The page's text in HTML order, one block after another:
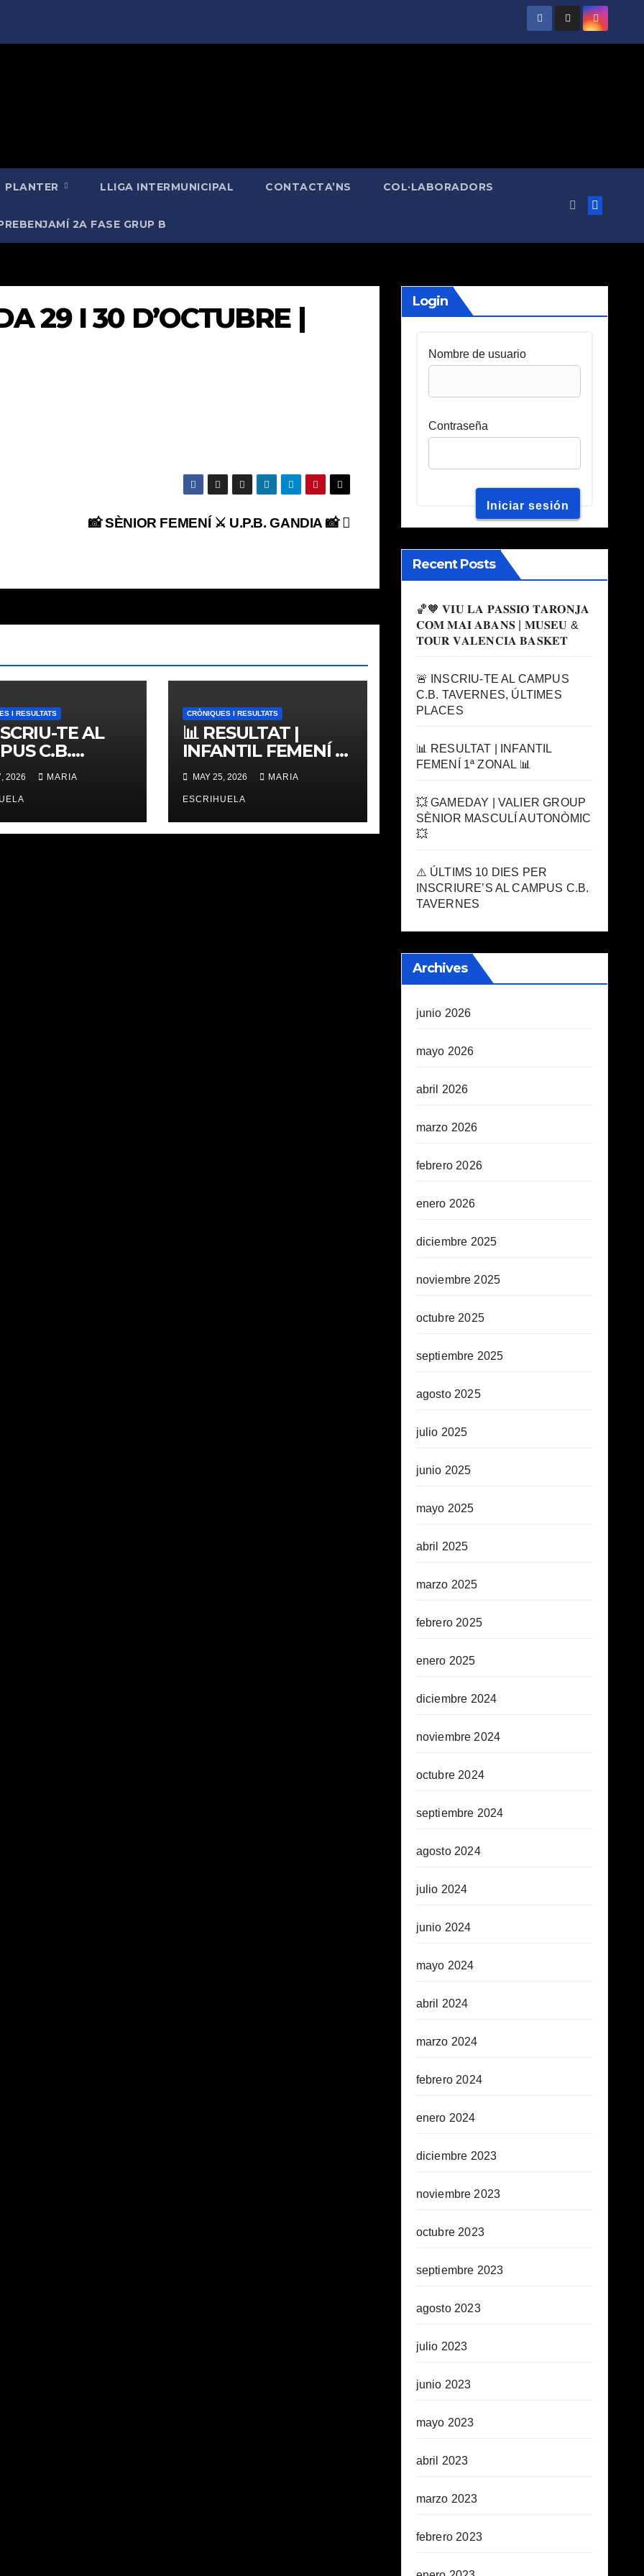
PLANTER LLIGA INTERMUNICIPAL CONTACTA’NS COL·LABORADORS
2A FASE GRUP B
29 I 30 D’OCTUBRE |
📸 SÈNIOR FEMENÍ ⚔️ U.P.B. GANDIA 📸
I RESULTATS
TE AL
C.B.
PLACES
2026 MARIA
CRÒNIQUES I RESULTATS
📊 RESULTAT |
INFANTIL FEMENÍ 1ª
ZONAL 📊
MAY 25, 2026 MARIA
ESCRIHUELA
Login
Nombre de usuario
Contraseña
Recent Posts
🏀🧡 𝐕𝐈𝐔 𝐋𝐀 𝐏𝐀𝐒𝐒𝐈𝐎́ 𝐓𝐀𝐑𝐎𝐍𝐉𝐀
𝐂𝐎𝐌 𝐌𝐀𝐈 𝐀𝐁𝐀𝐍𝐒 | 𝐌𝐔𝐒𝐄𝐔 &
𝐓𝐎𝐔𝐑 𝐕𝐀𝐋𝐄𝐍𝐂𝐈𝐀 𝐁𝐀𝐒𝐊𝐄𝐓
🚨 INSCRIU-TE AL CAMPUS
C.B. TAVERNES, ÚLTIMES
PLACES
📊 RESULTAT | INFANTIL
FEMENÍ 1ª ZONAL 📊
💥 GAMEDAY | VALIER GROUP
SÈNIOR MASCULÍ AUTONÒMIC
💥
⚠️ ÚLTIMS 10 DIES PER
INSCRIURE’S AL CAMPUS C.B.
TAVERNES
Archives
junio 2026
mayo 2026
abril 2026
marzo 2026
febrero 2026
enero 2026
diciembre 2025
noviembre 2025
octubre 2025
septiembre 2025
agosto 2025
julio 2025
junio 2025
mayo 2025
abril 2025
marzo 2025
febrero 2025
enero 2025
diciembre 2024
noviembre 2024
octubre 2024
septiembre 2024
agosto 2024
julio 2024
junio 2024
mayo 2024
abril 2024
marzo 2024
febrero 2024
enero 2024
diciembre 2023
noviembre 2023
octubre 2023
septiembre 2023
agosto 2023
julio 2023
junio 2023
mayo 2023
abril 2023
marzo 2023
febrero 2023